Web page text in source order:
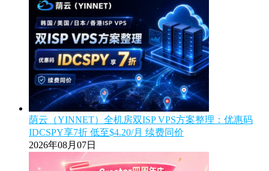
荫云（YINNET）全机房双ISP VPS方案整理：优惠码
IDCSPY享7折 低至$4.20/月 续费同价
2026年08月07日